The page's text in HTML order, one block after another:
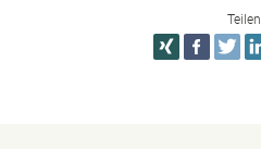
Teilen